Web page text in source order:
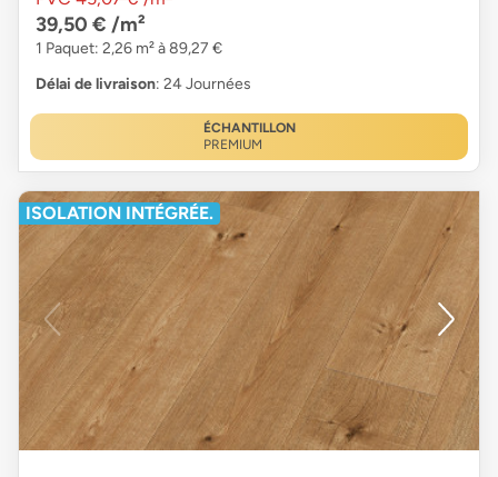
39,50 € /m²
1 Paquet: 2,26 m² à 89,27 €
Délai de livraison: 24 Journées
ÉCHANTILLON
PREMIUM
ISOLATION INTÉGRÉE.